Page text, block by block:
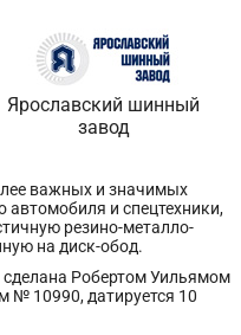
Ярославский шинный
завод
важных и значимых
автомобиля и спецтехники,
резино-металло-
на диск-обод.
Робертом Уильямом
№ 10990, датируется 10